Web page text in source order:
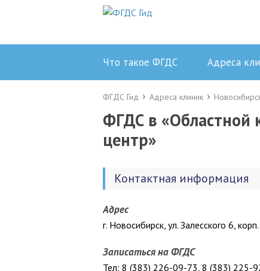
Что такое ФГДС Адреса
ФГДС Гид Адреса клиник
ФГДС в «Областной
центр»
Контактная информация
Адрес
г. Новосибирск, ул. Залесского 6,
Записаться на ФГДС
Тел: 8 (383) 226-09-73, 8 (383) 225-